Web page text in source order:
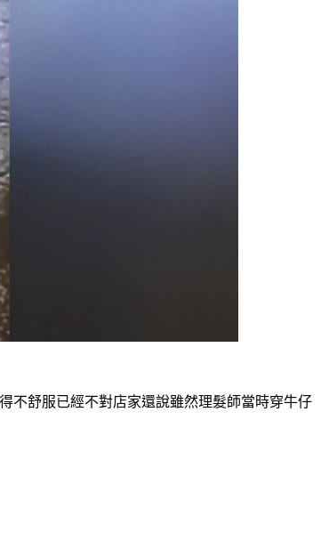
不舒服已經不對店家還說雖然理髮師當時穿牛仔